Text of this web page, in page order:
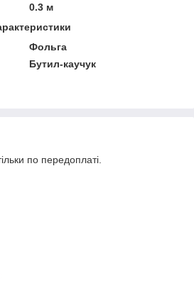
0.3 м
Фольга
Бутил-каучук
по передоплаті.